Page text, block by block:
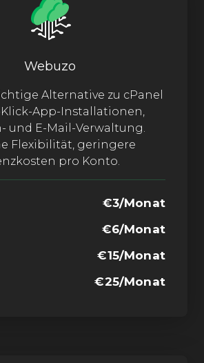
Webuzo
Alternative zu cPanel
App-Installationen,
und E-Mail-Verwaltung.
Flexibilität, geringere
pro Konto.
€3/Monat
€6/Monat
€15/Monat
€25/Monat